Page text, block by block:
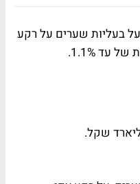
בעליות שערים על רקע
עד 1.1%.